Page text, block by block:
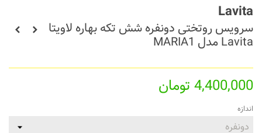
Lavita
سرویس روتختی دونفره شش تکه بهاره لاویتا
Lavita مدل MARIA1
4,400,000 تومان
اندازه